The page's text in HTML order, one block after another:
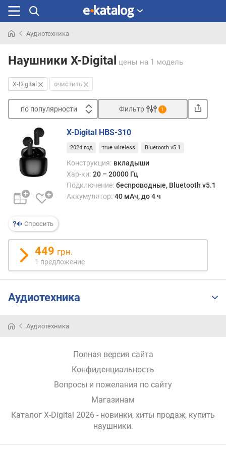
раньше
Аудиотехника
Наушники X-Digital цены на 1 модель
X-Digital очистить
по популярности
п
о
п
о
у
л
р
н
с
о
е
о
г
Фильтр 1
Спросить
X-Digital HBS-310
2024 год true wireless Bluetooth v5.1
Конструкция: вкладыши
Хар-ки: 20 – 20000 Гц
Подключение: беспроводные, Bluetooth v5.1
Аккумулятор: 40 мАч, до 4 ч
449 грн.
1 предложение
Аудиотехника
Аудиотехника
Полная версия сайта
Конфиденциальность
Вопросы и пожелания по сайту
Магазинам
Каталог X-Digital 2026 - новинки, хиты продаж, купить
наушники.